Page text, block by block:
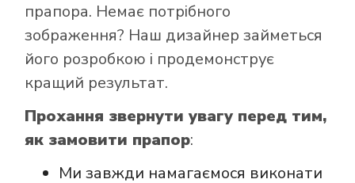
прапора. Немає потрібного
зображення? Наш дизайнер займеться
його розробкою і продемонструє
кращий результат.
Прохання звернути увагу перед тим,
як замовити прапор:
Ми завжди намагаємося виконати